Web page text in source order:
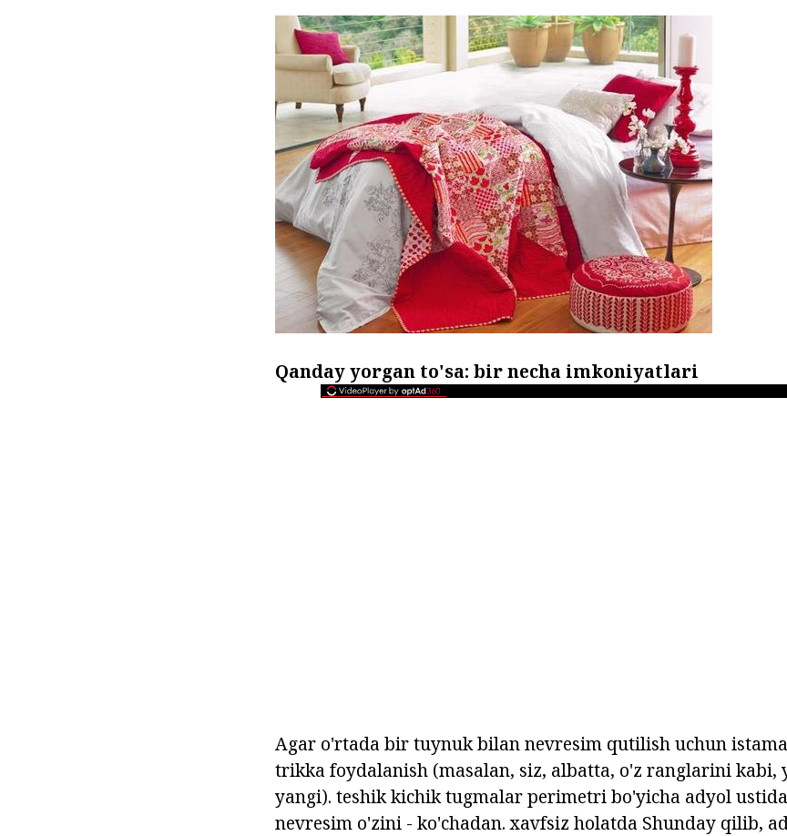
Qandayyorgan to'sa: bir necha imkoniyatlari
Agar o'rtada bir tuynuk bilan nevresim qutilish uchun
trikka foydalanish (masalan, siz, albatta, o'z ranglarini kabi,
yangi). teshik kichik tugmalar perimetri bo'yicha adyol
nevresim o'zini - ko'chadan. xavfsiz holatda Shunday qilib,